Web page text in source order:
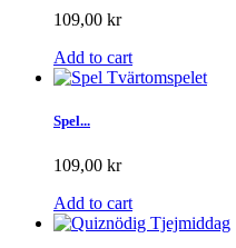
109,00 kr
Add to cart
Spel...
109,00 kr
Add to cart